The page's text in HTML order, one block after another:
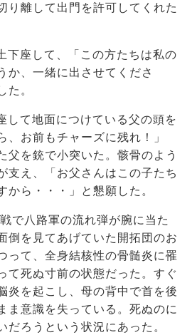
り離して出門を許可してくれた
下座して、「この方たちは私の
か、一緒に出させてくださ
た。
して地面につけている父の頭を
、お前もチャーズに残れ！」
父を銃で小突いた。骸骨のよう
支え、「お父さんはこの子たち
から・・・」と懇願した。
で八路軍の流れ弾が腕に当た
倒を見てあげていた開拓団のお
って、全身結核性の骨髄炎に罹
て死ぬ寸前の状態だった。すぐ
炎を起こし、母の背中で首を後
ま意識を失っている。死ぬのに
だろうという状況にあった。